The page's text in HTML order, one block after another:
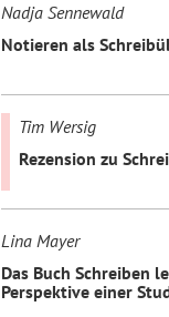
Nadja Sennewald
Notieren als
Tim Wersig
Rezension zu
Lina Mayer
Das Buch Schreiben
Perspektive einer